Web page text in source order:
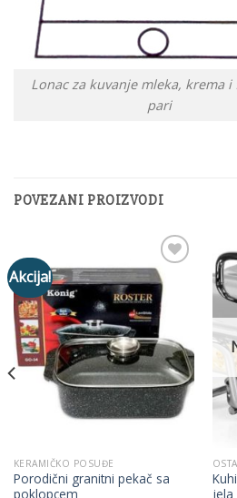
Lonac za kuvanje mleka, krema i
pari
POVEZANI PROIZVODI
Akcija!
Add to
Wishlist
KERAMIČKO POSUĐE
Porodični granitni pekač sa
poklopcem
jela